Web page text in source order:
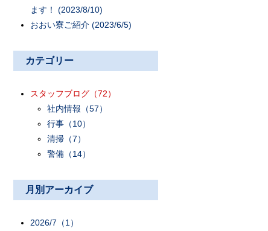
ます！ (2023/8/10)
おおい寮ご紹介 (2023/6/5)
カテゴリー
スタッフブログ （72）
社内情報 （57）
行事 （10）
清掃 （7）
警備 （14）
月別アーカイブ
2026/7（1）